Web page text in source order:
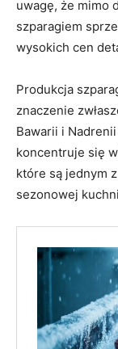
uwagę, że mimo
szparagiem
wysokich cen
Produkcja
znaczenie
Bawarii i
koncentruje się
które są jednym
sezonowej